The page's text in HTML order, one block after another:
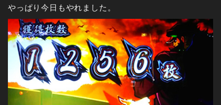
やっぱり今日もやれました。